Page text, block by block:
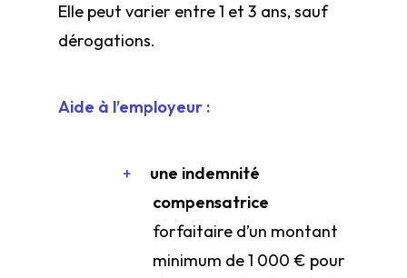
Elle peut varier entre 1 et 3 ans, sauf
dérogations.
Aide à l’employeur :
une indemnité
compensatrice
forfaitaire d’un montant
minimum de 1 000 € pour